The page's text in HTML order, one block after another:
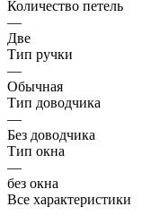
Количество петель
—
Две
Тип ручки
—
Обычная
Тип доводчика
—
Без доводчика
Тип окна
—
без окна
Все характеристики